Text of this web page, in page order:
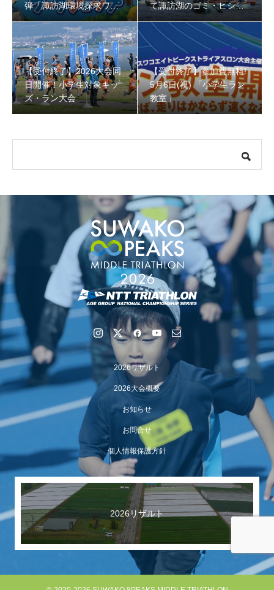
【受付終了】参加費無料! 5月6日(祝) 「小学生ラン教室」
【会議報告】諏訪地域６市町村連絡会議を開催しました
【イベント報告】Luminaオンラインガイドツアーが開催
されました
弾「諏訪湖環境探求ワー
クショップ」小学４年生
から！
て諏訪湖のゴミ・ヒシを
回収しよう！
【受付終了】2026大会同
日開催！小学生対象キッ
ズ・ラン大会
【受付終了】参加費無料!
5月6日(祝) 「小学生ラン
教室」
2026リザルト
2026大会概要
お知らせ
お問合せ
個人情報保護方針
2026リザルト